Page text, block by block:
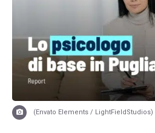
(Envato Elements / LightFieldStudios)